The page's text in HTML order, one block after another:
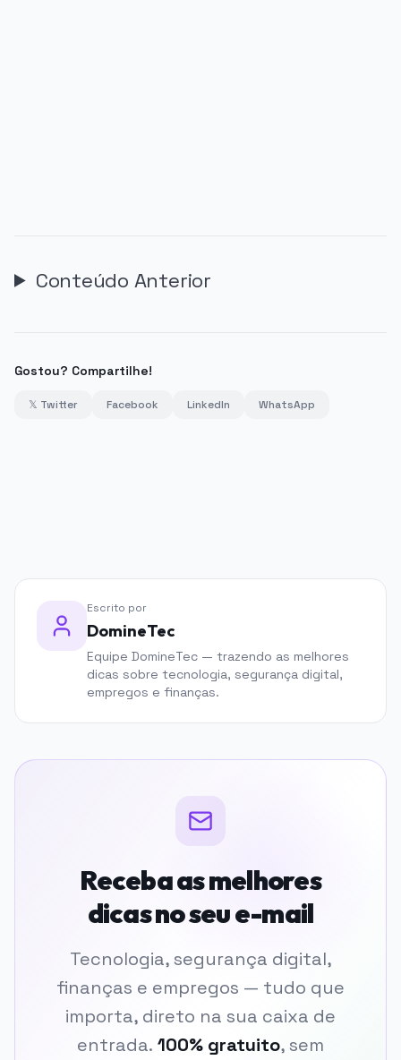
Conteúdo Anterior
Gostou? Compartilhe!
𝕏 Twitter Facebook LinkedIn WhatsApp
Escrito por
DomineTec
Equipe DomineTec — trazendo as melhores
dicas sobre tecnologia, segurança digital,
empregos e finanças.
Receba as melhores
dicas no seu e-mail
Tecnologia, segurança digital,
finanças e empregos — tudo que
importa, direto na sua caixa de
entrada. 100% gratuito, sem